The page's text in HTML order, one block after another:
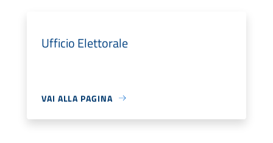
Ufficio Elettorale
VAI ALLA PAGINA